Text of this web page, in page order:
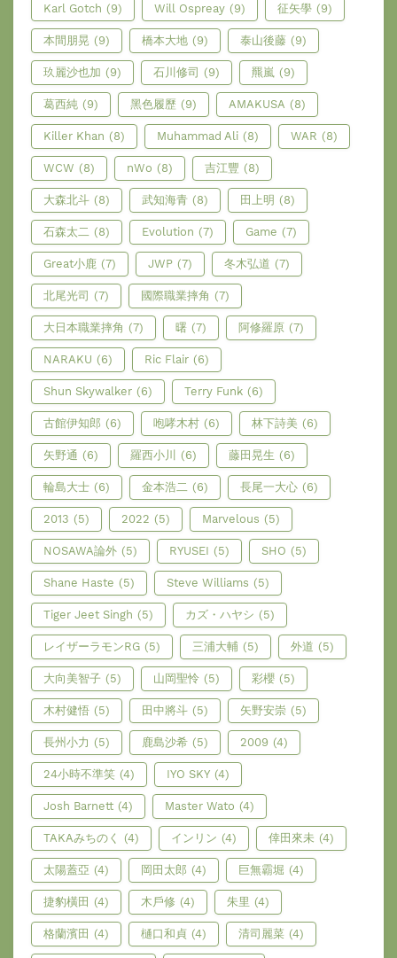
Karl Gotch (9) Will Ospreay (9) 征矢學 (9)
本間朋晃 (9) 橋本大地 (9) 泰山後藤 (9)
玖麗沙也加 (9) 石川修司 (9) 羆嵐 (9)
葛西純 (9) 黑色履歷 (9) AMAKUSA (8)
Killer Khan (8) Muhammad Ali (8) WAR (8)
WCW (8) nWo (8) 吉江豐 (8)
大森北斗 (8) 武知海青 (8) 田上明 (8)
石森太二 (8) Evolution (7) Game (7)
Great小鹿 (7) JWP (7) 冬木弘道 (7)
北尾光司 (7) 國際職業摔角 (7)
大日本職業摔角 (7) 曙 (7) 阿修羅原 (7)
NARAKU (6) Ric Flair (6)
Shun Skywalker (6) Terry Funk (6)
古館伊知郎 (6) 咆哮木村 (6) 林下詩美 (6)
矢野通 (6) 羅西小川 (6) 藤田晃生 (6)
輪島大士 (6) 金本浩二 (6) 長尾一大心 (6)
2013 (5) 2022 (5) Marvelous (5)
NOSAWA論外 (5) RYUSEI (5) SHO (5)
Shane Haste (5) Steve Williams (5)
Tiger Jeet Singh (5) カズ・ハヤシ (5)
レイザーラモンRG (5) 三浦大輔 (5) 外道 (5)
大向美智子 (5) 山岡聖怜 (5) 彩櫻 (5)
木村健悟 (5) 田中將斗 (5) 矢野安崇 (5)
長州小力 (5) 鹿島沙希 (5) 2009 (4)
24小時不準笑 (4) IYO SKY (4)
Josh Barnett (4) Master Wato (4)
TAKAみちのく (4) インリン (4) 倖田來未 (4)
太陽蓋亞 (4) 岡田太郎 (4) 巨無霸堀 (4)
捷豹橫田 (4) 木戶修 (4) 朱里 (4)
格蘭濱田 (4) 樋口和貞 (4) 清司麗菜 (4)